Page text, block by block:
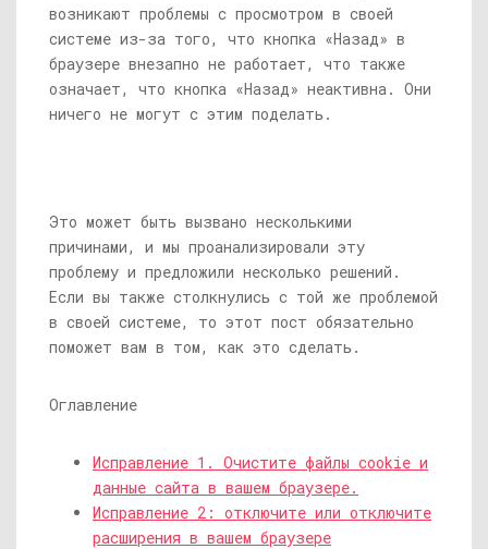
возникают проблемы с просмотром в своей
системе из-за того, что кнопка «Назад» в
браузере внезапно не работает, что также
означает, что кнопка «Назад» неактивна. Они
ничего не могут с этим поделать.
Это может быть вызвано несколькими
причинами, и мы проанализировали эту
проблему и предложили несколько решений.
Если вы также столкнулись с той же проблемой
в своей системе, то этот пост обязательно
поможет вам в том, как это сделать.
Оглавление
Исправление 1. Очистите файлы cookie и
данные сайта в вашем браузере.
Исправление 2: отключите или отключите
расширения в вашем браузере